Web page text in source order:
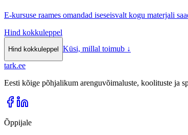
E-kursuse raames omandad iseseisvalt kogu materjali
Hind kokkuleppel
Hind kokkuleppel Küsi, millal toimub ↓
tark.ee
Eesti kõige põhjalikum arenguvõimaluste, koolituste ja
Õppijale